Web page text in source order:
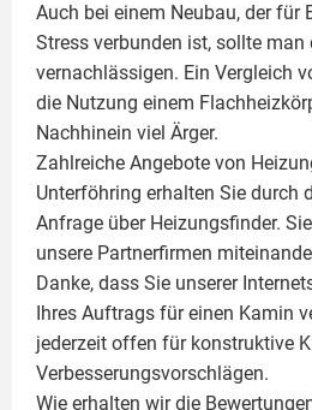
Auch bei einem Neubau, der für
Stress verbunden ist, sollte
vernachlässigen. Ein Vergleich
die Nutzung einem
Nachhinein viel Ärger.
Zahlreiche Angebote von
Unterföhring erhalten Sie durch
Anfrage über Heizungsfinder.
unsere Partnerfirmen
Danke, dass Sie unserer
Ihres Auftrags für einen Kamin
jederzeit offen für konstruktive
Verbesserungsvorschlägen.
Wie erhalten wir die